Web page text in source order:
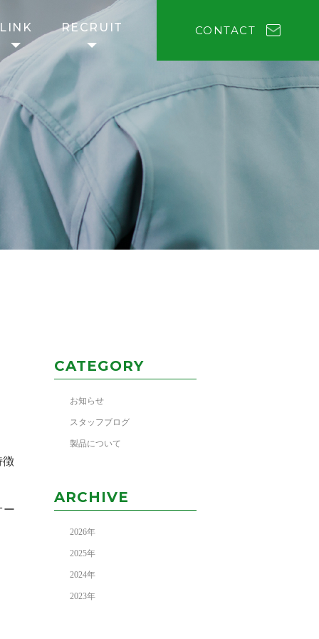
LINK RECRUIT CONTACT
徴
ー
CATEGORY
お知らせ
スタッフブログ
製品について
ARCHIVE
2026年
2025年
2024年
2023年